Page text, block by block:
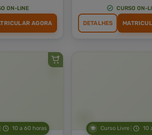
ON-LINE
AGORA
CURSO ON-
DETALHES
10 a 60 horas Curso Livre 10